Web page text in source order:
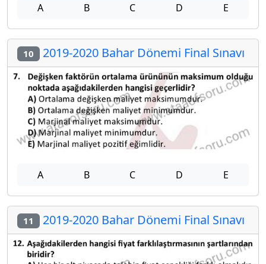
A B C D E
10 2019-2020 Bahar Dönemi Final Sınavı
A B C D E
11 2019-2020 Bahar Dönemi Final Sınavı